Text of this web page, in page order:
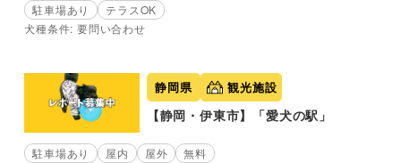
駐車場あり
テラスOK
犬種条件: 要問い合わせ
静岡県 観光施設
【静岡・伊東市】「愛犬の駅」
駐車場あり 屋内 屋外
無料